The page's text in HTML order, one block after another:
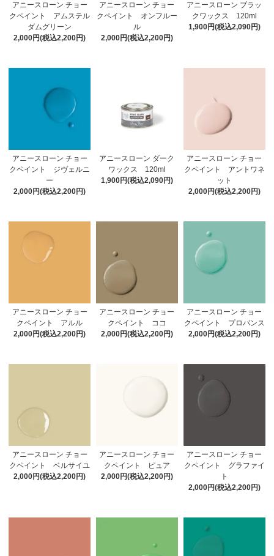
アニースローン チョー
クペイント アムステル
ダムグリーン
2,000円(税込2,200円)
アニースローン チョー
クペイント オンフルー
ル
2,000円(税込2,200円)
アニースローン ブラッ
クワックス 120ml
1,900円(税込2,090円)
アニースローン チョー
クペイント ジヴェルニ
ー
2,000円(税込2,200円)
アニースローン ダーク
ワックス 120ml
1,900円(税込2,090円)
アニースローン チョー
クペイント アントワネ
ット
2,000円(税込2,200円)
アニースローン チョー
クペイント アルル
2,000円(税込2,200円)
アニースローン チョー
クペイント ココ
2,000円(税込2,200円)
アニースローン チョー
クペイント プロバンス
2,000円(税込2,200円)
アニースローン チョー
クペイント ベルサイユ
2,000円(税込2,200円)
アニースローン チョー
クペイント ピュア
2,000円(税込2,200円)
アニースローン チョー
クペイント グラファイ
ト
2,000円(税込2,200円)